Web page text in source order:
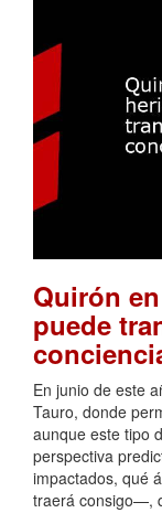
Quirón
puede
En junio de este
Tauro, donde
aunque este tipo
perspectiva
impactados, qué
traerá consigo—,